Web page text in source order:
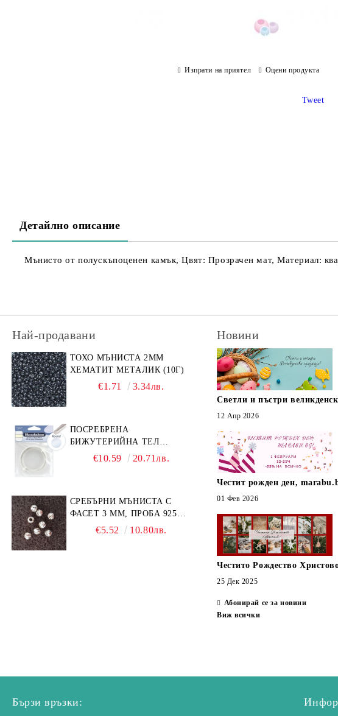
Изпрати на приятел Оцени продукта
Tweet
Детайлно описание
Мънисто от полускъпоценен камък, Цвят: Прозрачен мат, Материал:
Най-продавани
ТОХО МЪНИСТА 2ММ
ХЕМАТИТ МЕТАЛИК (10Г)
€1.71 3.34лв.
ПОСРЕБРЕНА
БИЖУТЕРИЙНА ТЕЛ
GERMAN STYLE 20G (1БР)
€10.59 20.71лв.
СРЕБЪРНИ МЪНИСТА С
ФАСЕТ 3 ММ, ПРОБА 925
(10БР)€5.52 10.80лв.
Новини
Светли и пъстри
12 Апр 2026
Честит рожден ден,
01 Фев 2026
Честито Рождество
25 Дек 2025
Абонирай се за новини
Виж всички
Бързи връзки: